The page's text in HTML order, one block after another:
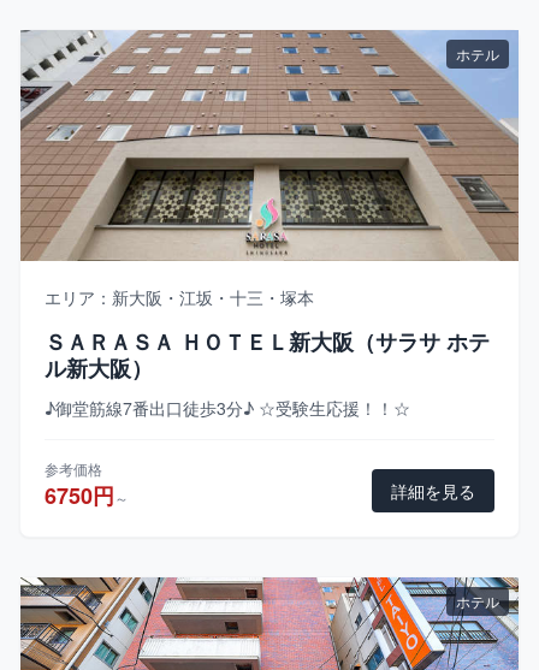
ホテル
エリア：新大阪・江坂・十三・塚本
ＳＡＲＡＳＡ ＨＯＴＥＬ新大阪（サラサ ホテ
ル新大阪）
♪御堂筋線7番出口徒歩3分♪ ☆受験生応援！！☆
参考価格
6750円～ 詳細を見る
ホテル